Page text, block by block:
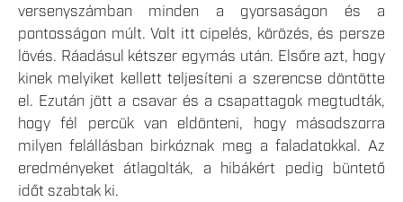
versenyszámban minden a gyorsaságon és a
pontosságon múlt. Volt itt cipelés, körözés, és persze
lövés. Ráadásul kétszer egymás után. Elsőre azt, hogy
kinek melyiket kellett teljesíteni a szerencse döntötte
el. Ezután jött a csavar és a csapattagok megtudták,
hogy fél percük van eldönteni, hogy másodszorra
milyen felállásban birkóznak meg a faladatokkal. Az
eredményeket átlagolták, a hibákért pedig büntető
időt szabtak ki.